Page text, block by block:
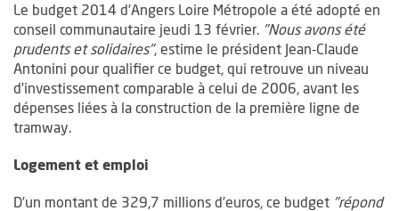
Le budget 2014 d’Angers Loire Métropole a été adopté en
conseil communautaire jeudi 13 février. "Nous avons été
prudents et solidaires", estime le président Jean-Claude
Antonini pour qualifier ce budget, qui retrouve un niveau
d’investissement comparable à celui de 2006, avant les
dépenses liées à la construction de la première ligne de
tramway.
Logement et emploi
D’un montant de 329,7 millions d’euros, ce budget "répond